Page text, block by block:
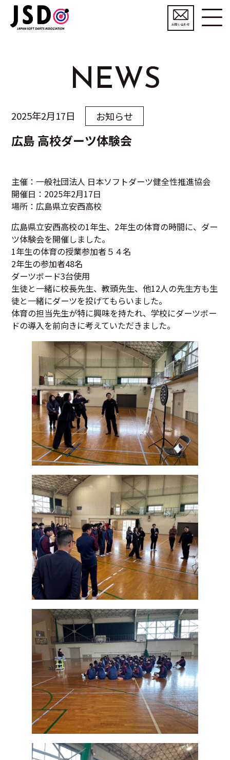
お問い合わせ
NEWS
2025年2月17日 お知らせ
広島 高校ダーツ体験会
主催：一般社団法人 日本ソフトダーツ健全性推進協会
開催日：2025年2月17日
場所：広島県立安西高校
広島県立安西高校の1年生、2年生の体育の時間に、ダー
ツ体験会を開催しました。
1年生の体育の授業参加者５４名
2年生の参加者48名
ダーツボード3台使用
生徒と一緒に校長先生、教頭先生、他12人の先生方も生
徒と一緒にダーツを投げてもらいました。
体育の担当先生が特に興味を持たれ、学校にダーツボー
ドの導入を前向きに考えていただきました。